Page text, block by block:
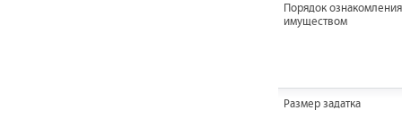
Порядок
имуществом
Размер задатка